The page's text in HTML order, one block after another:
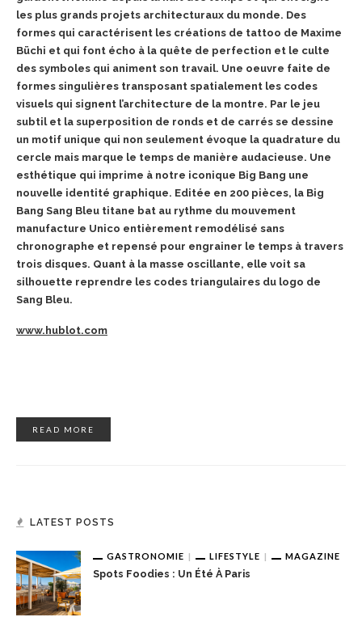
les plus grands projets architecturaux du monde. Des
formes qui caractérisent les créations de tattoo de Maxime
Büchi et qui font écho à la quête de perfection et le culte
des symboles qui animent son travail. Une oeuvre faite de
formes singulières transposant spatialement les codes
visuels qui signent l’architecture de la montre. Par le jeu
subtil et la superposition de ronds et de carrés se dessine
un motif unique qui non seulement évoque la quadrature du
cercle mais marque le temps de manière audacieuse. Une
esthétique qui imprime à notre iconique Big Bang une
nouvelle identité graphique. Editée en 200 pièces, la Big
Bang Sang Bleu titane bat au rythme du mouvement
manufacture Unico entièrement remodélisé sans
chronographe et repensé pour engrainer le temps à travers
trois disques. Quant à la masse oscillante, elle voit sa
silhouette reprendre les codes triangulaires du logo de
Sang Bleu.
www.hublot.com
READ MORE
LATEST POSTS
GASTRONOMIE LIFESTYLE MAGAZINE
Spots Foodies : Un Été À Paris